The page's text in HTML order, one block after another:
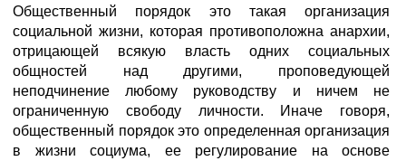
Общественный порядок это такая организация
социальной жизни, которая противоположна анархии,
отрицающей всякую власть одних социальных
общностей над другими, проповедующей
неподчинение любому руководству и ничем не
ограниченную свободу личности. Иначе говоря,
общественный порядок это определенная организация
в жизни социума, ее регулирование на основе